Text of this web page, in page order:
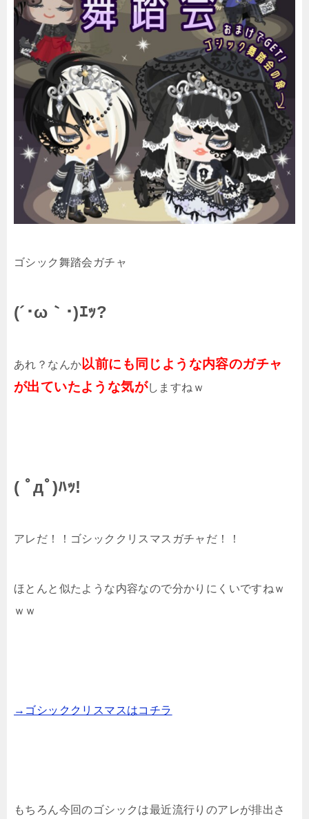
ゴシック舞踏会ガチャ
(´･ω｀･)ｴｯ?
あれ？なんか 以前にも同じような内容のガチャ
が出ていたような気がしますねｗ
( ﾟдﾟ)ﾊｯ!
アレだ！！ゴシッククリスマスガチャだ！！
ほとんと似たような内容なので分かりにくいですねｗ
ｗｗ
→ゴシッククリスマスはコチラ
もちろん今回のゴシックは最近流行りのアレが排出さ